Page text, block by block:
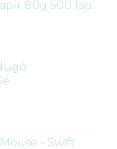
80g 500 lap
- Swift